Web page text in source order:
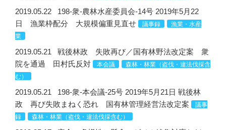
2019.05.22
198-衆-農林水産委員会-14号 2019年5月22
日 漁業枠配分 大規模偏重見直せ
議事録
漁業・水産
業
2019.05.21
戦後林政 失敗再び／国有林野法改定案 衆
院を通過 田村氏反対
本会議
森林・林業（盗伐・違法伐採含
む）
2019.05.21
198-衆-本会議-25号 2019年5月21日 戦後林
政 再び失敗まねく恐れ 国有林管理経営法改定案
議事
録
森林・林業（盗伐・違法伐採含む）